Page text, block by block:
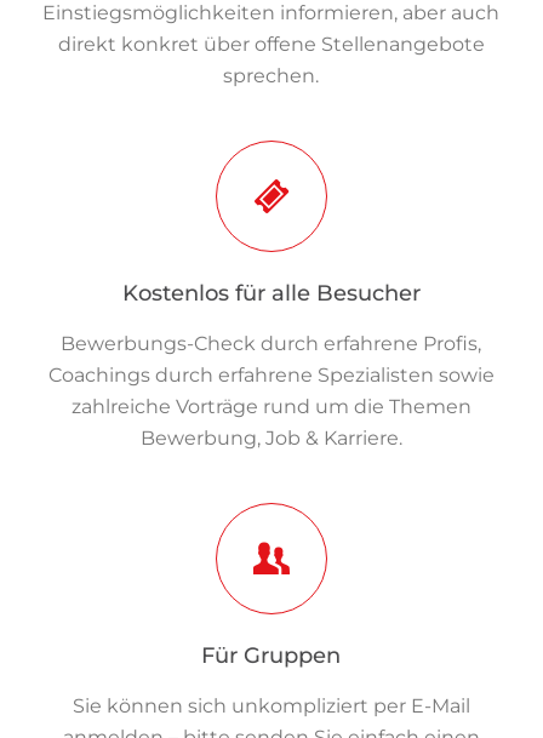
Einstiegsmöglichkeiten informieren, aber auch
direkt konkret über offene Stellenangebote
sprechen.
Kostenlos für alle Besucher
Bewerbungs-Check durch erfahrene Profis,
Coachings durch erfahrene Spezialisten sowie
zahlreiche Vorträge rund um die Themen
Bewerbung, Job & Karriere.
Für Gruppen
Sie können sich unkompliziert per E-Mail